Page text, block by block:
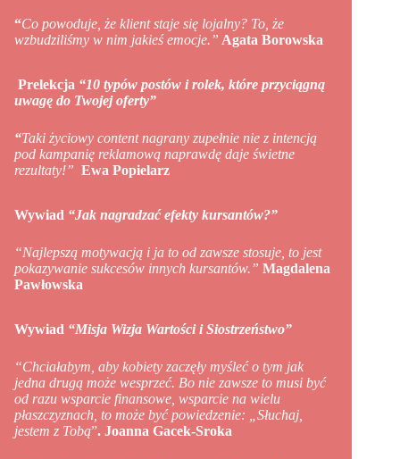
“Co powoduje, że klient staje się lojalny? To, że
wzbudziliśmy w nim jakieś emocje.” Agata Borowska
Prelekcja “10 typów postów i rolek, które przyciągną
uwagę do Twojej oferty”
“Taki życiowy content nagrany zupełnie nie z intencją
pod kampanię reklamową naprawdę daje świetne
rezultaty!” Ewa Popielarz
Wywiad “Jak nagradzać efekty kursantów?”
“Najlepszą motywacją i ja to od zawsze stosuje, to jest
pokazywanie sukcesów innych kursantów.” Magdalena
Pawłowska
Wywiad “Misja Wizja Wartości i Siostrzeństwo”
“Chciałabym, aby kobiety zaczęły myśleć o tym jak
jedna drugą może wesprzeć. Bo nie zawsze to musi być
od razu wsparcie finansowe, wsparcie na wielu
płaszczyznach, to może być powiedzenie: „Słuchaj,
jestem z Tobą”. Joanna Gacek-Sroka